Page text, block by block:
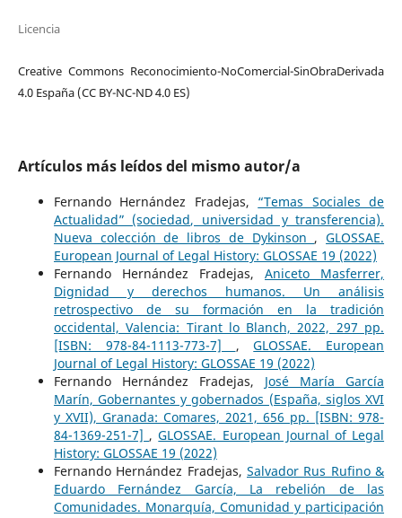
Licencia
Creative Commons Reconocimiento-NoComercial-SinObraDerivada
4.0 España (CC BY-NC-ND 4.0 ES)
Artículos más leídos del mismo autor/a
Fernando Hernández Fradejas, “Temas Sociales de
Actualidad” (sociedad, universidad y transferencia).
Nueva colección de libros de Dykinson ,GLOSSAE.
European Journal of Legal History: GLOSSAE 19 (2022)
Fernando Hernández Fradejas,Aniceto Masferrer,
Dignidad y derechos humanos. Un análisis
retrospectivo de su formación en la tradición
occidental, Valencia: Tirant lo Blanch, 2022, 297 pp.
[ISBN: 978-84-1113-773-7] ,GLOSSAE. European
Journal of Legal History: GLOSSAE 19 (2022)
Fernando Hernández Fradejas, José María García
Marín, Gobernantes y gobernados (España, siglos XVI
y XVII), Granada: Comares, 2021, 656 pp. [ISBN: 978-
84-1369-251-7] ,GLOSSAE. European Journal of Legal
History: GLOSSAE 19 (2022)
Fernando Hernández Fradejas, Salvador Rus Rufino &
Eduardo Fernández García, La rebelión de las
Comunidades. Monarquía, Comunidad y participación